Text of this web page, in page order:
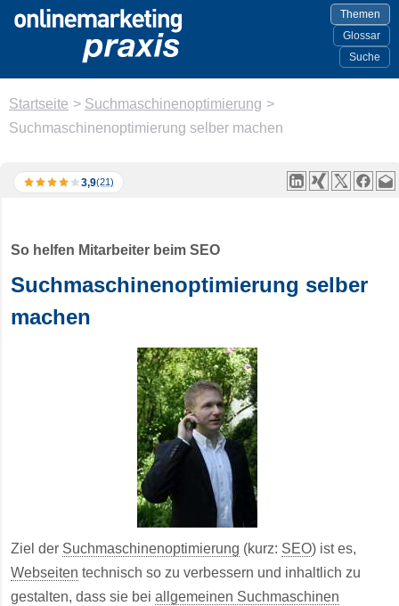
Themen
Glossar
Suche
Startseite > Suchmaschinenoptimierung >
Suchmaschinenoptimierung selber machen
3,9(21)
So helfen Mitarbeiter beim SEO
Suchmaschinenoptimierung selber
machen
Ziel der Suchmaschinenoptimierung (kurz: SEO) ist es,
Webseiten technisch so zu verbessern und inhaltlich zu
gestalten, dass sie bei allgemeinen Suchmaschinen